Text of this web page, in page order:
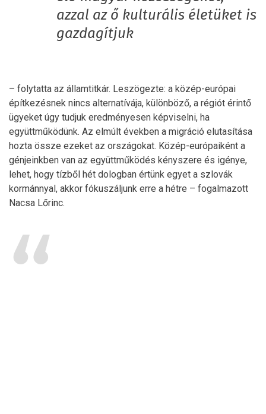
azzal az ő kulturális életüket is
gazdagítjuk
– folytatta az államtitkár. Leszögezte: a közép-európai
építkezésnek nincs alternatívája, különböző, a régiót érintő
ügyeket úgy tudjuk eredményesen képviselni, ha
együttműködünk. Az elmúlt években a migráció elutasítása
hozta össze ezeket az országokat. Közép-európaiként a
génjeinkben van az együttműködés kényszere és igénye,
lehet, hogy tízből hét dologban értünk egyet a szlovák
kormánnyal, akkor fókuszáljunk erre a hétre – fogalmazott
Nacsa Lőrinc.